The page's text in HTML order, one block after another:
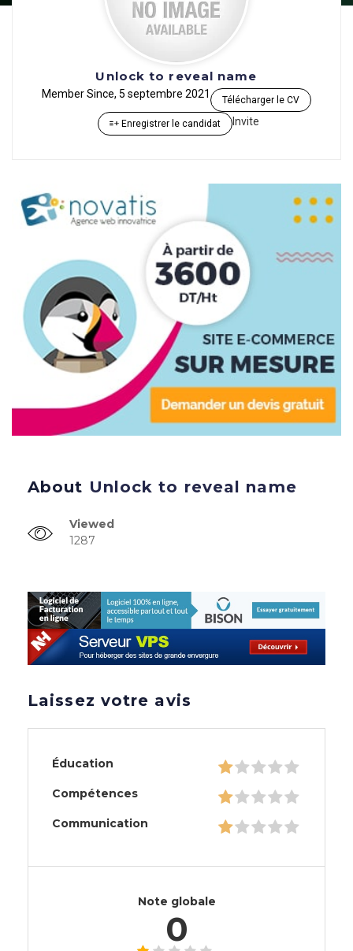
Unlock to reveal name
Member Since, 5 septembre 2021 Télécharger le CV
Enregistrer le candidat Invite
About Unlock to reveal name
Viewed
1287
Laissez votre avis
Éducation
Compétences
Communication
Note globale
0